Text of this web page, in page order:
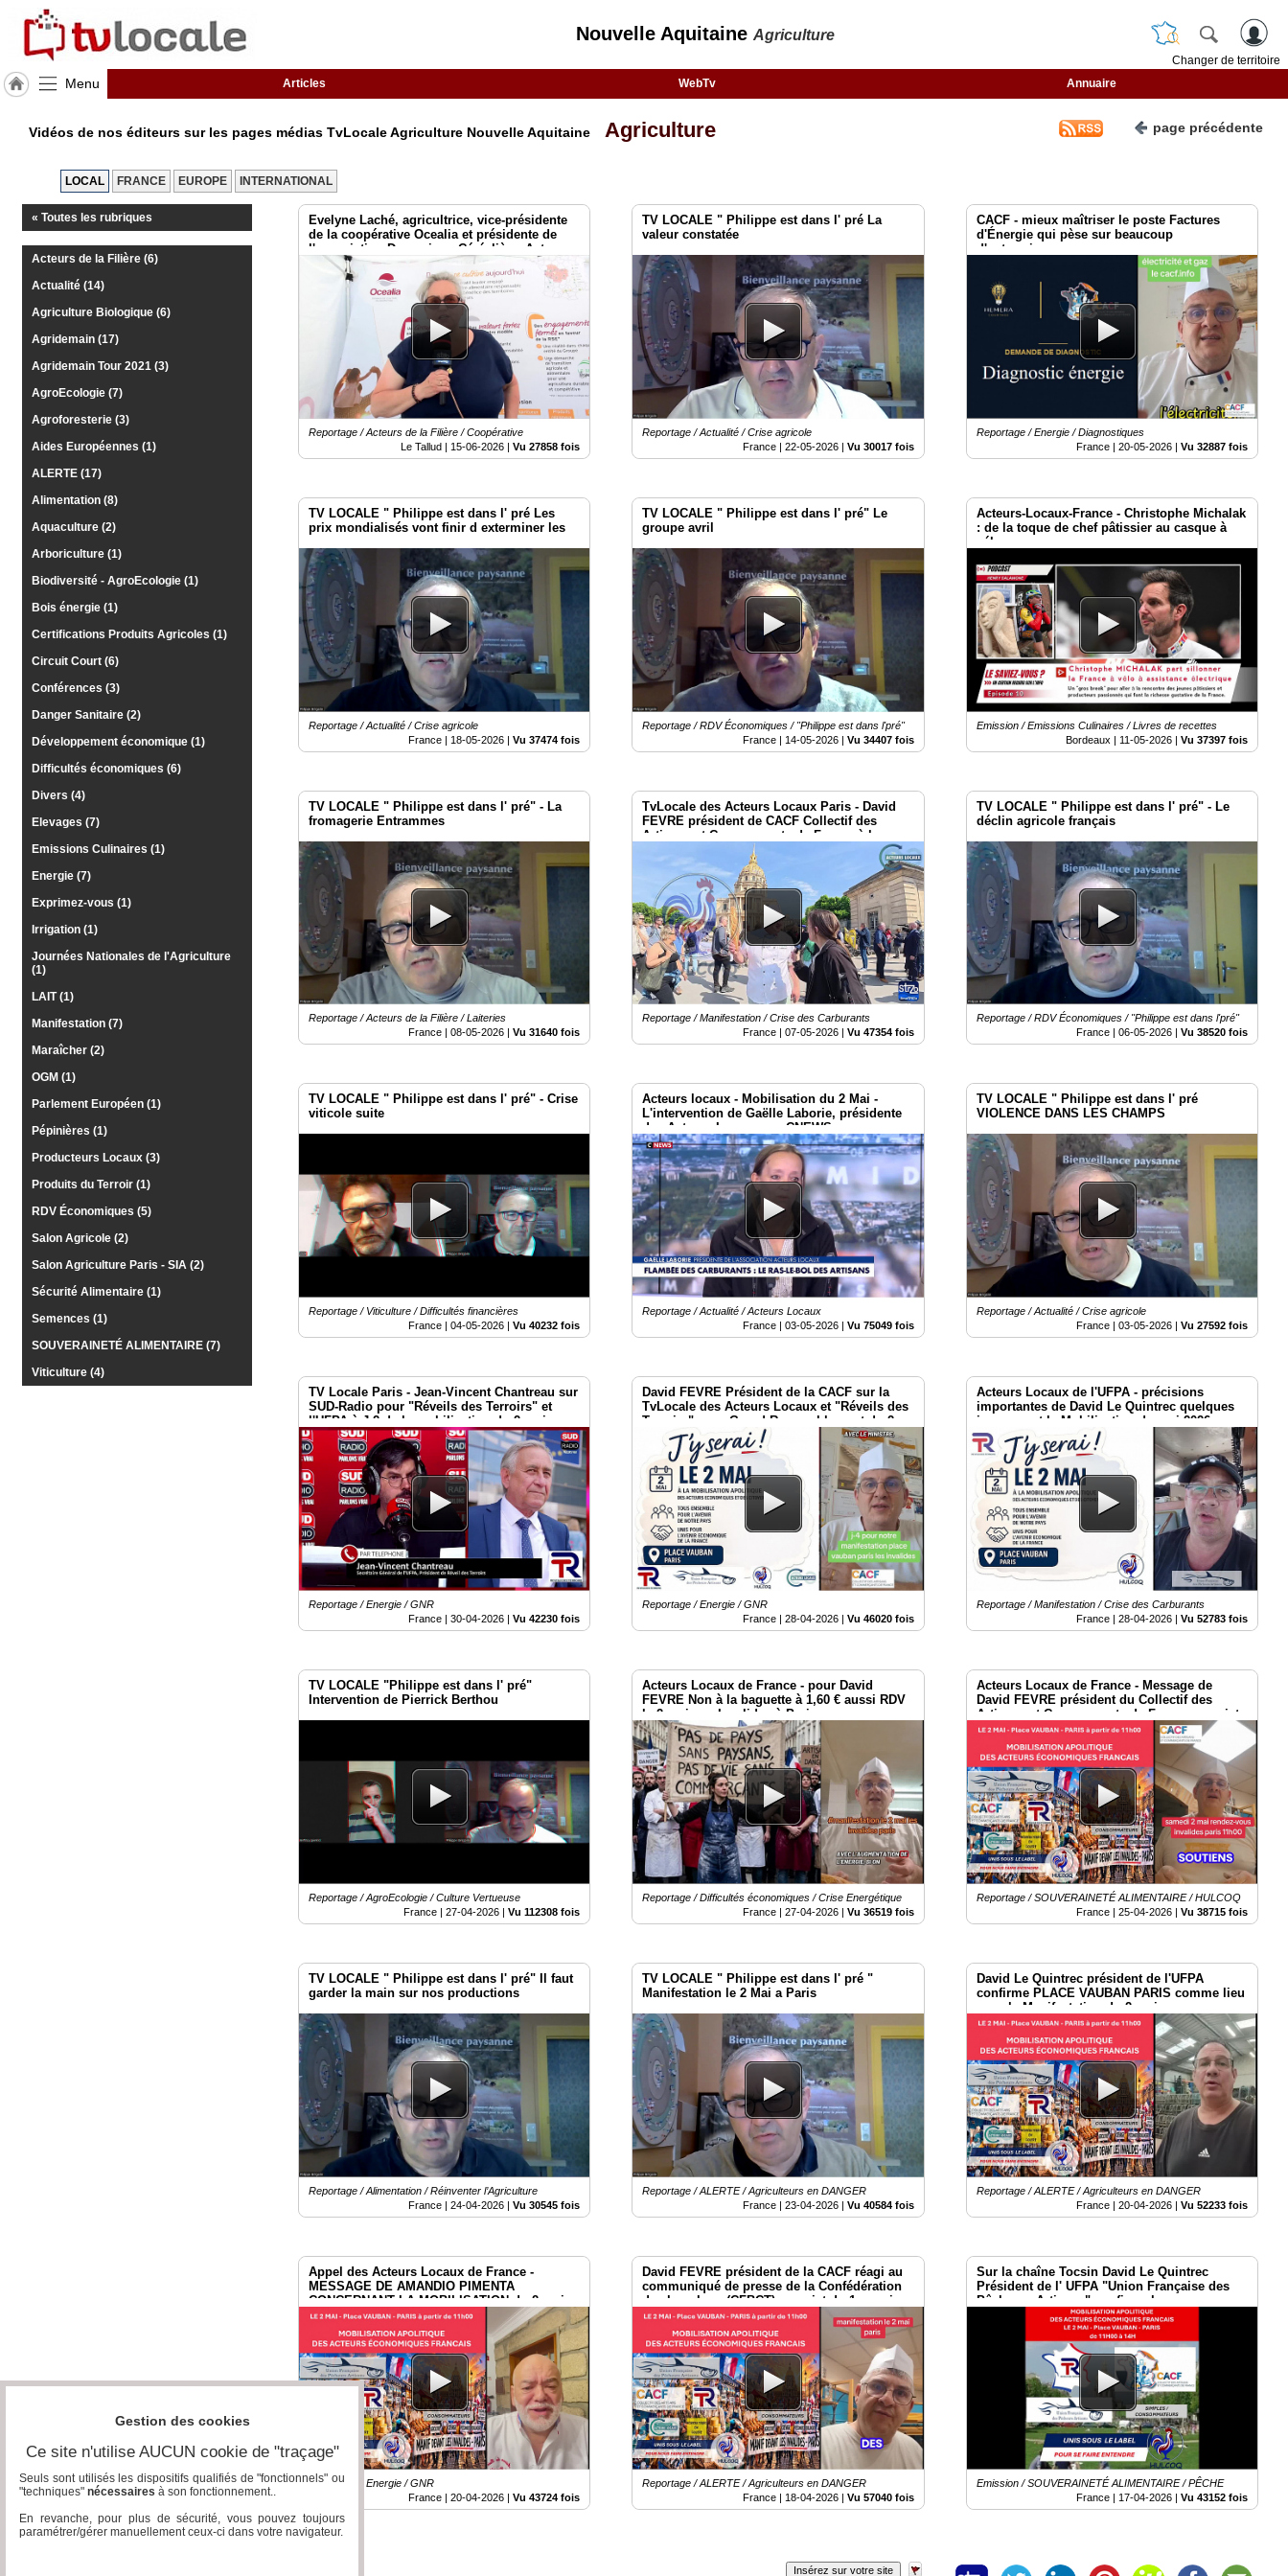
Nouvelle Aquitaine Agriculture
Changer de territoire
Menu Articles WebTv Annuaire
Aquitaine
TvLocale
Accueil
RUBRIQUES
Agenda
Vidéos
Médias
groupe
Prémium
annuaire
Accès
Vidéos de nos éditeurs sur les pages médias TvLocale Agriculture Nouvelle Aquitaine Agriculture page précédente
LOCAL FRANCE EUROPE INTERNATIONAL
« Toutes les rubriques
Acteurs de la Filière (6)
Actualité (14)
Agriculture Biologique (6)
Agridemain (17)
Agridemain Tour 2021 (3)
AgroEcologie (7)
Agroforesterie (3)
Aides Européennes (1)
ALERTE (17)
Alimentation (8)
Aquaculture (2)
Arboriculture (1)
Biodiversité - AgroEcologie (1)
Bois énergie (1)
Certifications Produits Agricoles (1)
Circuit Court (6)
Conférences (3)
Danger Sanitaire (2)
Développement économique (1)
Difficultés économiques (6)
Divers (4)
Elevages (7)
Emissions Culinaires (1)
Energie (7)
Exprimez-vous (1)
Irrigation (1)
Journées Nationales de l'Agriculture
(1)
LAIT (1)
Manifestation (7)
Maraîcher (2)
OGM (1)
Parlement Européen (1)
Pépinières (1)
Producteurs Locaux (3)
Produits du Terroir (1)
RDV Économiques (5)
Salon Agricole (2)
Salon Agriculture Paris - SIA (2)
Sécurité Alimentaire (1)
Semences (1)
SOUVERAINETÉ ALIMENTAIRE (7)
Viticulture (4)
Evelyne Laché, agricultrice, vice-présidente
de la coopérative Ocealia et présidente de
l'association Dynamique Céréalière. Acteurs
locaux 79
Reportage / Acteurs de la Filière / Coopérative
Le Tallud | 15-06-2026 |Vu 27858 fois
TV LOCALE " Philippe est dans l' pré La
valeur constatée
Reportage / Actualité / Crise agricole
France | 22-05-2026| Vu 30017 fois
CACF - mieux maîtriser le poste Factures
d'Énergie qui pèse sur beaucoup
d'entreprises
Reportage / Energie / Diagnostiques
France |20-05-2026 |Vu 32887 fois
TV LOCALE " Philippe est dans l' pré Les
prix mondialisés vont finir d exterminer les
Reportage / Actualité / Crise agricole
France | 18-05-2026 |Vu 37474 fois
TV LOCALE " Philippe est dans l' pré" Le
groupe avril
Reportage / RDV Économiques / "Philippe est dans l'pré"
France | 14-05-2026| Vu 34407 fois
Acteurs-Locaux-France - Christophe Michalak
: de la toque de chef pâtissier au casque à
vélo
Emission / Emissions Culinaires / Livres de recettes
Bordeaux | 11-05-2026 |Vu 37397 fois
TV LOCALE " Philippe est dans l' pré" - La
fromagerie Entrammes
Reportage / Acteurs de la Filière / Laiteries
France |08-05-2026 |Vu 31640 fois
TvLocale des Acteurs Locaux Paris - David
FEVRE président de CACF Collectif des
Artisans et Commerçants de France à la
Mobilisation de Paris le 2 mai 2026
Reportage / Manifestation / Crise des Carburants
France | 07-05-2026| Vu 47354 fois
TV LOCALE " Philippe est dans l' pré" - Le
déclin agricole français
Reportage / RDV Économiques / "Philippe est dans l'pré"
France |06-05-2026 |Vu 38520 fois
TV LOCALE " Philippe est dans l' pré" - Crise
viticole suite
Reportage / Viticulture / Difficultés financières
France |04-05-2026 |Vu 40232 fois
Acteurs locaux - Mobilisation du 2 Mai -
L'intervention de Gaëlle Laborie, présidente
des Acteurs Locaux sur CNEWS
Reportage / Actualité / Acteurs Locaux
France | 03-05-2026| Vu 75049 fois
TV LOCALE " Philippe est dans l' pré
VIOLENCE DANS LES CHAMPS
Reportage / Actualité / Crise agricole
France |03-05-2026 |Vu 27592 fois
TV Locale Paris - Jean-Vincent Chantreau sur
SUD-Radio pour "Réveils des Terroirs" et
l'UFPA à J-2 de la mobilisation du 2 mai
Place Vauban - Paris
Reportage / Energie / GNR
France |30-04-2026 |Vu 42230 fois
David FEVRE Président de la CACF sur la
TvLocale des Acteurs Locaux et "Réveils des
Terroirs" pour Grand Rassemblement du 2
mai Place Vauban à Paris
Reportage / Energie / GNR
France | 28-04-2026| Vu 46020 fois
Acteurs Locaux de l'UFPA - précisions
importantes de David Le Quintrec quelques
jours avant la Mobilisation du mai 2026 aux
Invalides Paris
Reportage / Manifestation / Crise des Carburants
France |28-04-2026 |Vu 52783 fois
TV LOCALE "Philippe est dans l' pré"
Intervention de Pierrick Berthou
Reportage / AgroEcologie / Culture Vertueuse
France |27-04-2026 |Vu 112308 fois
Acteurs Locaux de France - pour David
FEVRE Non à la baguette à 1,60 € aussi RDV
le 2 mai aux Invalides à Paris
Reportage / Difficultés économiques / Crise Energétique
France | 27-04-2026| Vu 36519 fois
Acteurs Locaux de France - Message de
David FEVRE président du Collectif des
Artisans et Commerçants de France au sujet
du 2 mai à Paris
Reportage / SOUVERAINETÉ ALIMENTAIRE / HULCOQ
France |25-04-2026 |Vu 38715 fois
TV LOCALE " Philippe est dans l' pré" Il faut
garder la main sur nos productions
Reportage / Alimentation / Réinventer l’Agriculture
France |24-04-2026 |Vu 30545 fois
TV LOCALE " Philippe est dans l' pré "
Manifestation le 2 Mai a Paris
Reportage / ALERTE / Agriculteurs en DANGER
France | 23-04-2026| Vu 40584 fois
David Le Quintrec président de l'UFPA
confirme PLACE VAUBAN PARIS comme lieu
pour la Manifestation du 2 mai
Reportage / ALERTE / Agriculteurs en DANGER
France |20-04-2026 |Vu 52233 fois
Appel des Acteurs Locaux de France -
MESSAGE DE AMANDIO PIMENTA
CONCERNANT LA MOBILISATION du 2 mai
2026 à Paris.
Reportage / Energie / GNR
France |20-04-2026 |Vu 43724 fois
David FEVRE président de la CACF réagi au
communiqué de presse de la Confédération
des bouchers (CFBCT) au sujet du 1er mai
Reportage / ALERTE / Agriculteurs en DANGER
France | 18-04-2026| Vu 57040 fois
Sur la chaîne Tocsin David Le Quintrec
Président de l' UFPA "Union Française des
Pêcheurs Artisans" confirme le
Rassemblement du 2 mai à Paris
Emission / SOUVERAINETÉ ALIMENTAIRE / PÊCHE
France | 17-04-2026 |Vu 43152 fois
Insérez sur votre site
Gestion des cookies
Ce site n'utilise AUCUN cookie de "traçage"
Seuls sont utilisés les dispositifs qualifiés de "fonctionnels" ou
"techniques" nécessaires à son fonctionnement..
En revanche, pour plus de sécurité, vous pouvez toujours
paramétrer/gérer manuellement ceux-ci dans votre navigateur.